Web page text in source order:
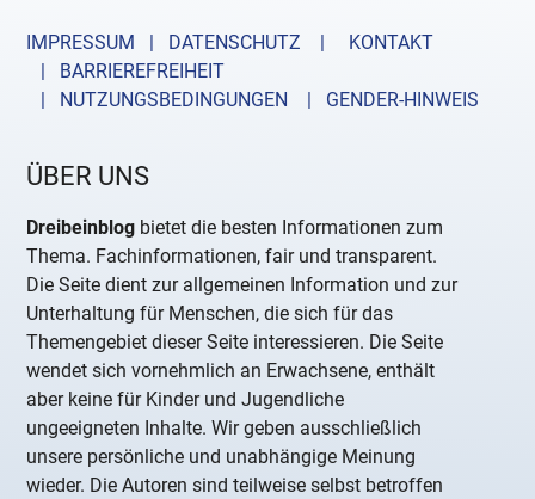
IMPRESSUM | DATENSCHUTZ |
KONTAKT
| BARRIEREFREIHEIT
| NUTZUNGSBEDINGUNGEN
| GENDER-HINWEIS
ÜBER UNS
Dreibeinblog bietet die besten Informationen zum
Thema. Fachinformationen, fair und transparent.
Die Seite dient zur allgemeinen Information und zur
Unterhaltung für Menschen, die sich für das
Themengebiet dieser Seite interessieren. Die Seite
wendet sich vornehmlich an Erwachsene, enthält
aber keine für Kinder und Jugendliche
ungeeigneten Inhalte. Wir geben ausschließlich
unsere persönliche und unabhängige Meinung
wieder. Die Autoren sind teilweise selbst betroffen